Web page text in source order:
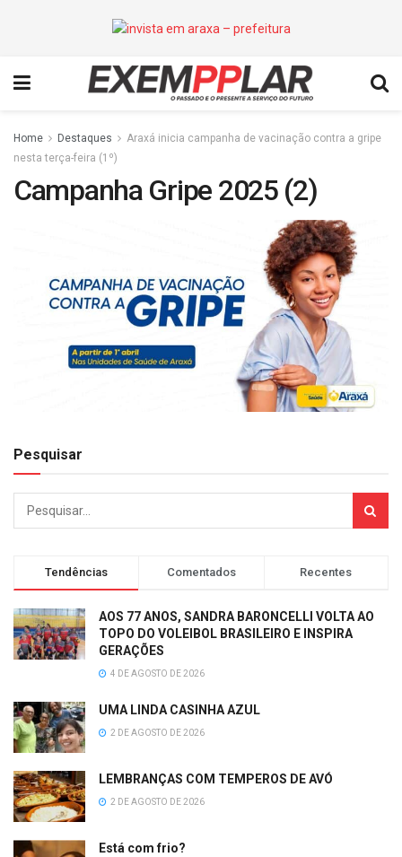
Home Destaques
Araxá inicia campanha de vacinação contra a gripe
nesta terça-feira (1º)
Campanha Gripe 2025 (2)
Pesquisar
Tendências Comentados Recentes
AOS 77 ANOS, SANDRA BARONCELLI VOLTA AO
TOPO DO VOLEIBOL BRASILEIRO E INSPIRA
GERAÇÕES
4 DE AGOSTO DE 2026
UMA LINDA CASINHA AZUL
2 DE AGOSTO DE 2026
LEMBRANÇAS COM TEMPEROS DE AVÓ
2 DE AGOSTO DE 2026
Está com frio?